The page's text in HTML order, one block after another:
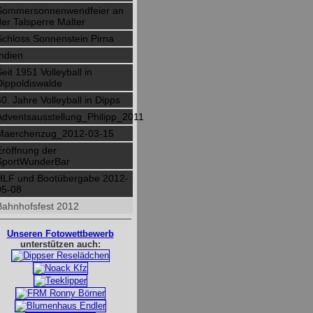
an
Talsperre Malter
Sonnenstein Pirna
1951 Volleyball in
Jahre Volleyball in Dipps
03-15
der
und Bootübergabe 2012-
08
2012
Unseren Fotowettbewerb
unterstützen auch: